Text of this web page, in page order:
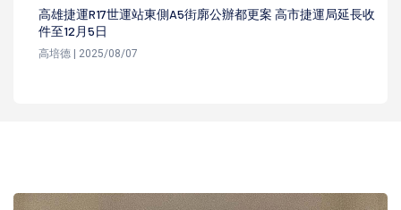
高雄捷運R17世運站東側A5街廓公辦都更案 高市捷運局延長收
件至12月5日
高培德 | 2025/08/07